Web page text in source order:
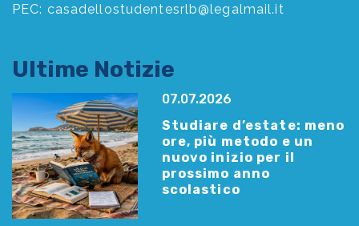
PEC: casadellostudentesrlb@legalmail.it
Ultime Notizie
07.07.2026
Studiare d’estate: meno
ore, più metodo e un
nuovo inizio per il
prossimo anno
scolastico